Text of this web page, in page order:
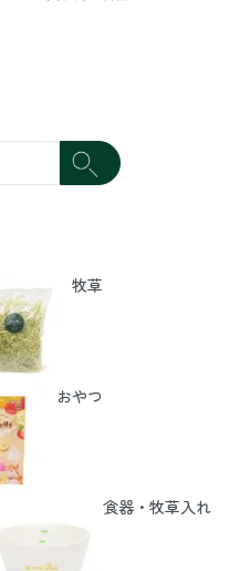
牧草
おやつ
食器・牧草入れ